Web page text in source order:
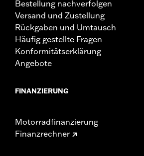
Bestellung nachverfolgen
Versand und Zustellung
Rückgaben und Umtausch
Häufig gestellte Fragen
Konformitätserklärung
Angebote
FINANZIERUNG
Motorradfinanzierung
Finanzrechner